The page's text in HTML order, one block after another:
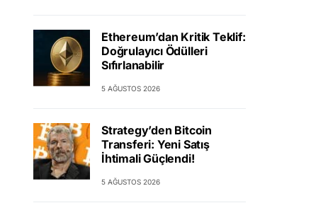
Ethereum’dan Kritik Teklif:
Doğrulayıcı Ödülleri
Sıfırlanabilir
5 AĞUSTOS 2026
Strategy’den Bitcoin
Transferi: Yeni Satış
İhtimali Güçlendi!
5 AĞUSTOS 2026